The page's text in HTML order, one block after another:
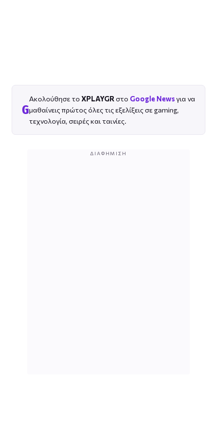
G
Ακολούθησε το XPLAYGR στο Google Newsγια να
μαθαίνεις πρώτος όλες τις εξελίξεις σε gaming,
τεχνολογία, σειρές και ταινίες.
ΔΙΑΦΉΜΙΣΗ